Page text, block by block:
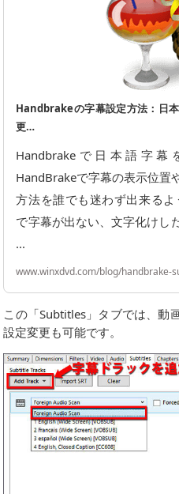
Handbrakeの字幕設定方法：日
更…
Handbrakeで日本語字
HandBrakeで字幕の表示位置
方法を誰でも迷わず出来る
で字幕が出ない、文字化けし
...
www.winxdvd.com/blog/handbrake-
この「Subtitles」タブでは、動
設定変更も可能です。